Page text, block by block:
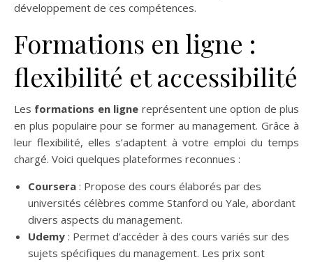
développement de ces compétences.
Formations en ligne :
flexibilité et accessibilité
Les formations en ligne représentent une option de plus
en plus populaire pour se former au management. Grâce à
leur flexibilité, elles s’adaptent à votre emploi du temps
chargé. Voici quelques plateformes reconnues :
Coursera : Propose des cours élaborés par des
universités célèbres comme Stanford ou Yale, abordant
divers aspects du management.
Udemy : Permet d’accéder à des cours variés sur des
sujets spécifiques du management. Les prix sont